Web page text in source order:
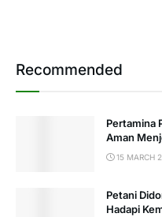
Recommended
Pertamina
Aman
15 MARCH
Petani
Hadapi